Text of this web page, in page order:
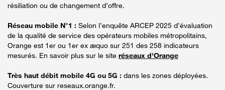
résiliation ou de changement d’offre.
Réseau mobile N°1 : Selon l’enquête ARCEP 2025 d’évaluation
de la qualité de service des opérateurs mobiles métropolitains,
Orange est 1er ou 1er ex æquo sur 251 des 258 indicateurs
mesurés. En savoir plus sur le site réseaux d'Orange
Très haut débit mobile 4G ou 5G : dans les zones déployées.
Couverture sur reseaux.orange.fr.